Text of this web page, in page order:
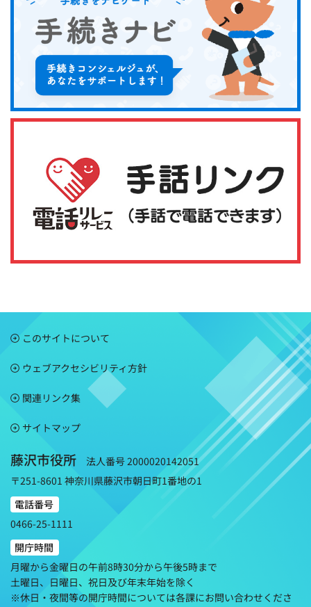
このサイトについて
ウェブアクセシビリティ方針
関連リンク集
サイトマップ
藤沢市役所
法人番号 2000020142051
〒251-8601 神奈川県藤沢市朝日町1番地の1
電話番号
0466-25-1111
開庁時間
月曜から金曜日の午前8時30分から午後5時まで
土曜日、日曜日、祝日及び年末年始を除く
※休日・夜間等の開庁時間については各課にお問い合わせくださ